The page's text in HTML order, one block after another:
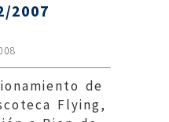
2007
de
Flying,